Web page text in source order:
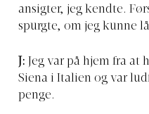
ansigter, jeg kendte.
spurgte, om jeg kunne
J: Jeg var på hjem fra
Siena i Italien og var
penge.